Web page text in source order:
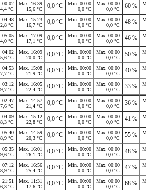
00:02
4,4 °C
Max. 16:39
15,6 °C
0,0 °C
Min. 00:00
0,0 °C
Max. 00:00
0,0 °C
60 %
04:48
2,8 °C
Max. 15:23
16,7 °C
0,0 °C
Min. 00:00
0,0 °C
Max. 00:00
0,0 °C
48 %
05:05
4,0 °C
Max. 17:09
17,1 °C
0,0 °C
Min. 00:00
0,0 °C
Max. 00:00
0,0 °C
46 %
04:02
5,6 °C
Max. 16:09
20,0 °C
0,0 °C
Min. 00:00
0,0 °C
Max. 00:00
0,0 °C
50 %
04:53
7,7 °C
Max. 15:08
21,9 °C
0,0 °C
Min. 00:00
0,0 °C
Max. 00:00
0,0 °C
40 %
03:12
9,7 °C
Max. 16:05
22,4 °C
0,0 °C
Min. 00:00
0,0 °C
Max. 00:00
0,0 °C
33 %
02:47
7,6 °C
Max. 14:57
21,4 °C
0,0 °C
Min. 00:00
0,0 °C
Max. 00:00
0,0 °C
36 %
04:09
8,3 °C
Max. 15:12
22,8 °C
0,0 °C
Min. 00:00
0,0 °C
Max. 00:00
0,0 °C
41 %
05:40
8,9 °C
Max. 14:59
20,3 °C
0,0 °C
Min. 00:00
0,0 °C
Max. 00:00
0,0 °C
55 %
05:35
9,6 °C
Max. 16:01
26,1 °C
0,0 °C
Min. 00:00
0,0 °C
Max. 00:00
0,0 °C
48 %
07:12
8,9 °C
Max. 16:56
25,4 °C
0,0 °C
Min. 00:00
0,0 °C
Max. 00:00
0,0 °C
47 %
6,3 °C
Max. 11:31
17,6 °C
0,0 °C
Min. 00:00
0,0 °C
Max. 00:00
0,0 °C
68 %